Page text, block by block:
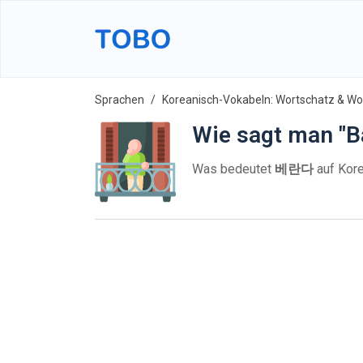
Sprachen Koreanisch-Vokabeln: Wortschatz &
Wie sagt man
Was bedeutet 베란다auf